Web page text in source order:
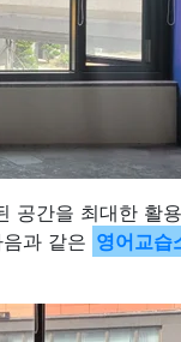
공간을 최대한 활
과 같은 영어교습